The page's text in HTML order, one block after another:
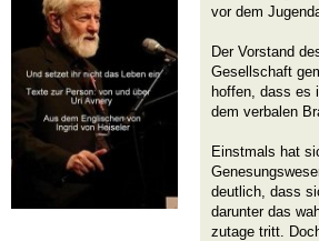
vor dem
Der Vorstand
Gesellschaft
hoffen, dass es
dem verbalen
Einstmals hat
deutlich, dass
darunter das
zutage tritt.